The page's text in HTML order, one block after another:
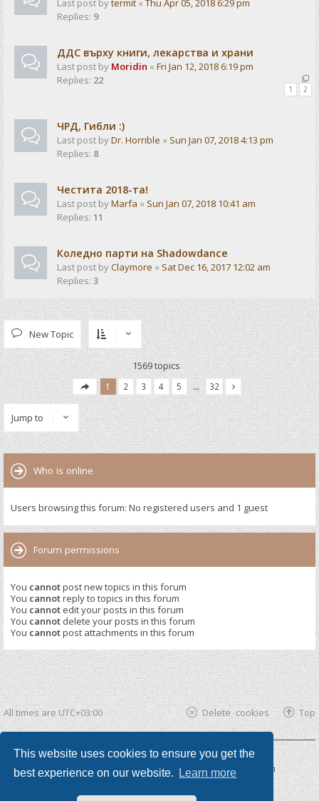
This website uses cookies to ensure you get the
best experience on our website.
Learn more
Last post bytermit « Thu Apr 05, 2018 6:29 pm
Replies: 9
ДДС върху книги, лекарства и храни
Last post by Moridin « Fri Jan 12, 2018 6:19 pm
Replies: 22
1 2
ЧРД, Гибли :)
Last post byDr. Horrible « Sun Jan 07, 2018 4:13 pm
Replies: 8
Честита 2018-та!
Last post byMarfa « Sun Jan 07, 2018 10:41 am
Replies: 11
Коледно парти на Shadowdance
Last post byClaymore « Sat Dec 16, 2017 12:02 am
Replies: 3
New Topic
1569 topics
1 2 3 4 5 … 32
Jump to
Who is online
Users browsing this forum: No registered users and 1 guest
Forum permissions
You cannotpost new topics in this forum
You cannotreply to topics in this forum
You cannot edit your posts in this forum
You cannot delete your posts in this forum
You cannotpost attachments in this forum
All times areUTC+03:00 Top
Delete cookies
Powered by phpBB ®| phpBB3 theme byKomiDesign